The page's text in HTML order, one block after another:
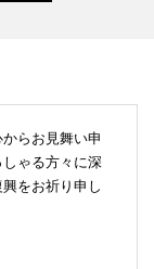
らお見舞い申
ゃる方々に深
をお祈り申し